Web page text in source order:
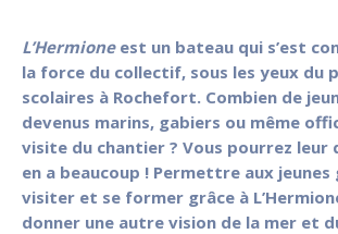
L’Hermioneest un bateau qui s’est
la force du collectif, sous les yeux du
scolaires à Rochefort. Combien de
devenus marins, gabiers ou même
visite du chantier ? Vous pourrez leur
en a beaucoup ! Permettre aux
visiter et se former grâce à
donner une autre vision de la mer et